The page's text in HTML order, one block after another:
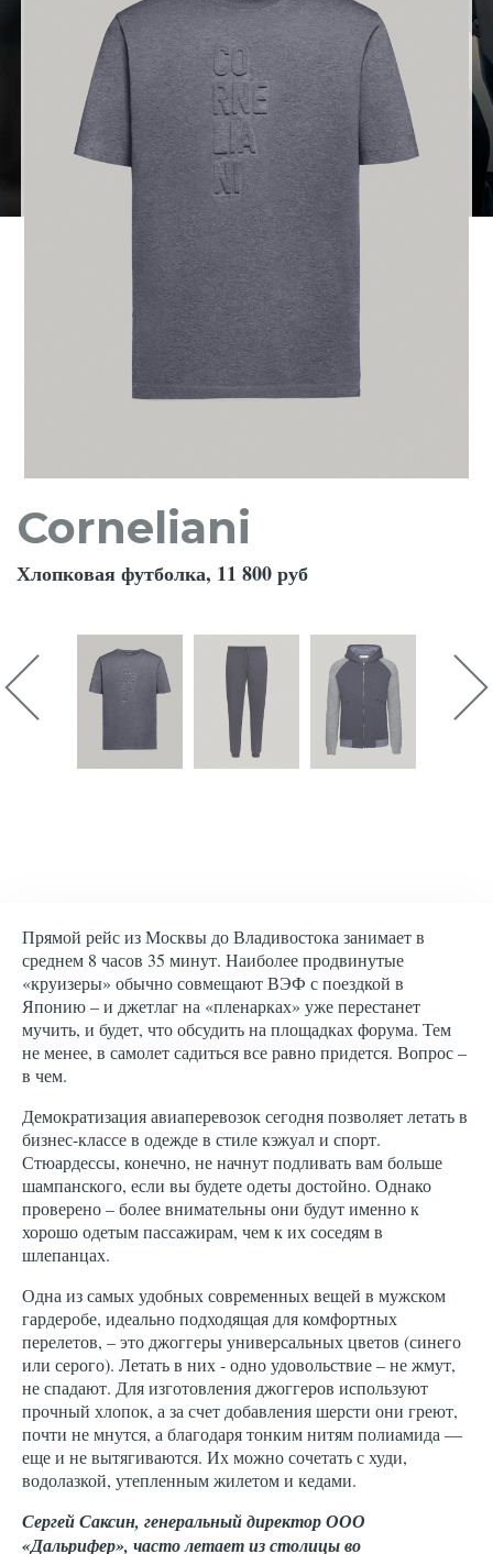
Corneliani
Хлопковая футболка, 11 800 руб
BOSS
брюки на кулиске
Corneliani
кожаный бомбер на молнии с воротником-
Прямой рейс из Москвы до Владивостока занимает в
среднем 8 часов 35 минут. Наиболее продвинутые
«круизеры» обычно совмещают ВЭФ с поездкой в
Японию – и джетлаг на «пленарках» уже перестанет
мучить, и будет, что обсудить на площадках форума. Тем
не менее, в самолет садиться все равно придется. Вопрос –
в чем.
Демократизация авиаперевозок сегодня позволяет летать в
бизнес-классе в одежде в стиле кэжуал и спорт.
Стюардессы, конечно, не начнут подливать вам больше
шампанского, если вы будете одеты достойно. Однако
проверено – более внимательны они будут именно к
хорошо одетым пассажирам, чем к их соседям в
шлепанцах.
Одна из самых удобных современных вещей в мужском
гардеробе, идеально подходящая для комфортных
перелетов, – это джоггеры универсальных цветов (синего
или серого). Летать в них - одно удовольствие – не жмут,
не спадают. Для изготовления джоггеров используют
прочный хлопок, а за счет добавления шерсти они греют,
почти не мнутся, а благодаря тонким нитям полиамида —
еще и не вытягиваются. Их можно сочетать с худи,
водолазкой, утепленным жилетом и кедами.
Сергей Саксин, генеральный директор ООО
«Дальрифер», часто летает из столицы во